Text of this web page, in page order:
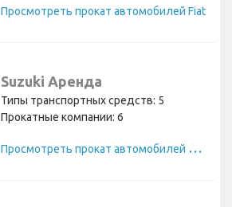
Просмотреть прокат автомобилей Fiat
Suzuki Аренда
Типы транспортных средств: 5
Прокатные компании: 6
П
росмотреть прокат автомобилей Suzuki